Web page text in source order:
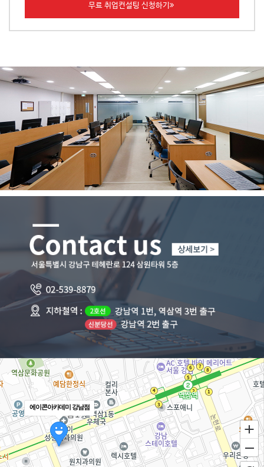
그런 관점에서는 걱정할 필요가 없었다고 생각합니다.
강사님은 친절하고 자세하게 강의를 진행하시고,
내용이 최신 트렌드에 어느정도 따라가고 있었으며, 적절한
하지만 만약 배우고자 하는 열의 없이 강의를 켜두기만 하실
생각이시라면 추천드리지는 않습니다.
비대면으로 이루어진 강의라는 것을 감안하더라도 태만한
태도를 가지신다면 강의 진행 중에는 물라도
프로젝트에서 큰 걸림돌이 되실 가능성이 큽니다.
그럼에도 스스로 본인의 실력을 향상시키고자 하시는
분들에겐 매우 도움이 되시리라 생각합니다.
└ 멋진 강의를 들었습니다!취직 역시도 성공했습니다!
늦은 나이에 배움을 신청해서 듣게 됐지만 강사님과
매니저님께서 많은 도움과 신경을 써주셔서
끝까지 들을 수 있었습니다. 많은 감사를 느끼고 있습니다
직무변경을 위해 해당 과정을 수강하고, 개발직무에 대한
역량을 늘리는데 많은 도움이 되었습니다.
전반적으로 만족스러운 과정이었습니다
강사님께서 비전공자도 알아듣기 쉽게 설명해주셔서
또한 강사님 외의 매니저님 등 다른 학원 직원분들께서도
친절하시고 잘 상담해주셔서 좋았습니다.
└매니저님도 친철하게 알려주시고 강사님도 수업도 잘하시고
모르는 부분을 질문하면 친절하고 잘 알려주셔서 너무
좋았습니다
비전공자인 제가 듣기에도어렵지 않게 수업 내용을
풀어주시면서 친절하게 설명 해주시고,
자습시간도 주시면서 수업에 집중할 수 있게끔 잘
짜여있습니다.
매니저님도 굉장히 잘 챙겨주셔서 본인이 수업 내용과 취업에
욕심을 낸다면 더더욱 좋은 강의라고 생각합니다.
└ 이정호 선생님의 수업 실력은 정말 최고입니다!
처음 배우는 사람들에게 맞춰 자세하고 알기 쉽게 알려주실 뿐
아니라 전공자였던 저도 부족했던 기초 지식을 차근차근 다시
쌓기에
정말 좋은 수업이었습니다! 또한, 책으로 수업 하는 지루한
수업이 아닌 선생님께서 직접 코딩하시고, 학생들도 같이
무료 취업컨설팅 신청하기
에이콘아카데미 강남점